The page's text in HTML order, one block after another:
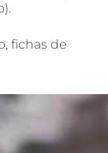
fichas de